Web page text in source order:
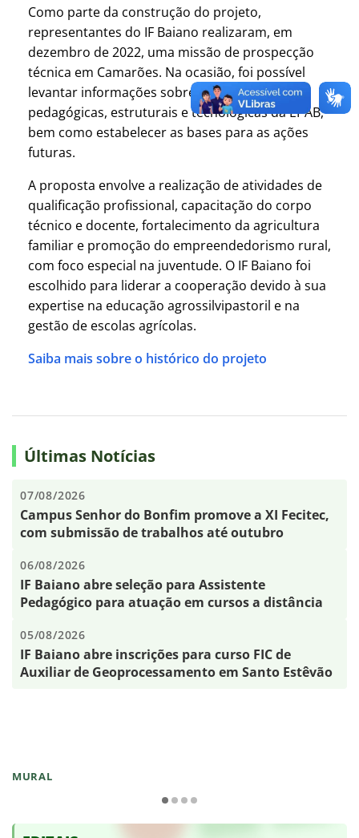
MURAL
Como parte da construção do projeto,
representantes do IF Baiano realizaram, em
dezembro de 2022, uma missão de prospecção
técnica em Camarões. Na ocasião, foi possível
levantar informações sobre as demandas
pedagógicas, estruturais e tecnológicas da EPAB,
bem como estabelecer as bases para as ações
futuras.
A proposta envolve a realização de atividades de
qualificação profissional, capacitação do corpo
técnico e docente, fortalecimento da agricultura
familiar e promoção do empreendedorismo rural,
com foco especial na juventude. O IF Baiano foi
escolhido para liderar a cooperação devido à sua
expertise na educação agrossilvipastoril e na
gestão de escolas agrícolas.
Saiba mais sobre o histórico do projeto
Últimas Notícias
07/08/2026
Campus Senhor do Bonfim promove a XI Fecitec,
com submissão de trabalhos até outubro
06/08/2026
IF Baiano abre seleção para Assistente
Pedagógico para atuação em cursos a distância
05/08/2026
IF Baiano abre inscrições para curso FIC de
Auxiliar de Geoprocessamento em Santo Estêvão